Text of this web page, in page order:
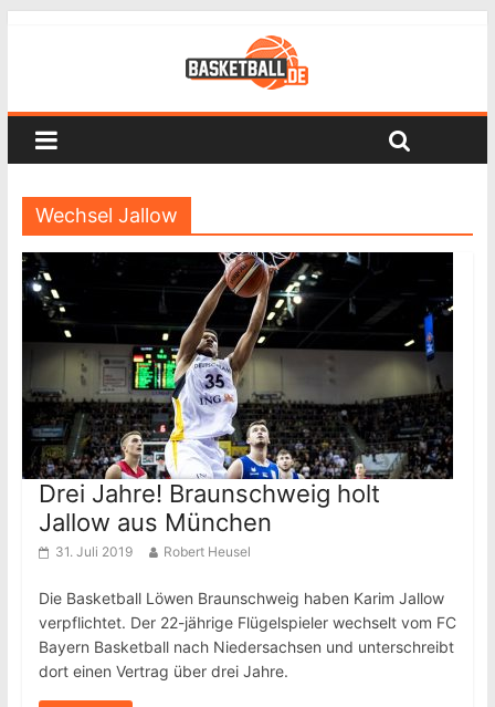
Wechsel Jallow
Drei Jahre! Braunschweig holt
Jallow aus München
31. Juli 2019 Robert Heusel
Die Basketball Löwen Braunschweig haben Karim Jallow
verpflichtet. Der 22-jährige Flügelspieler wechselt vom FC
Bayern Basketball nach Niedersachsen und unterschreibt
dort einen Vertrag über drei Jahre.